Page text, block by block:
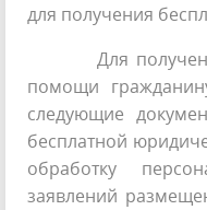
для получения
Для получения
помощи
следующие
бесплатной
обработку
заявлений